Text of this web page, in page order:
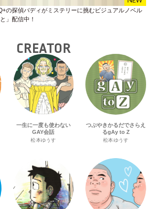
の探偵バディがミステリーに挑むビジュアルノベル
」配信中！
CREATOR
一生に一度も使わない
GAY会話
松本ゆうす
つぶやきかるだでさらえ
るgAy to Z
松本ゆうす